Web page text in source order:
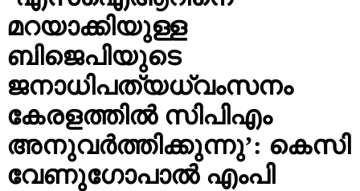
മറയാക്കിയുള്ള
ബിജെപിയുടെ
ജനാധിപത്യധ്വംസനം
കേരളത്തില്‍ സിപിഎം
അനുവര്‍ത്തിക്കുന്നു’: കെസി
വേണുഗോപാല്‍ എംപി